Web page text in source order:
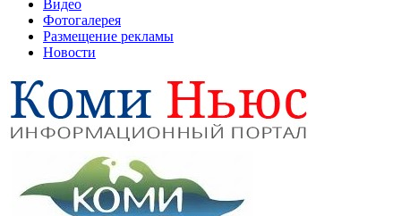
Видео
Фотогалерея
Размещение рекламы
Новости